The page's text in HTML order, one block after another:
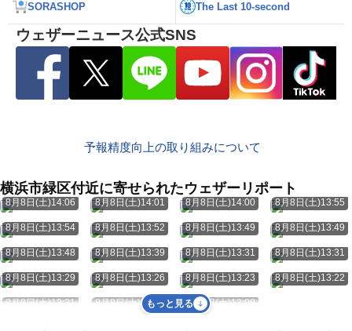
SORASHOP The Last 10-second
ウェザーニュース公式SNS
予報精度向上の取り組みについて
横浜市緑区付近に寄せられたウェザーリポート
8月8日(土)14:06 8月8日(土)14:01 8月8日(土)14:00 8月8日(土)13:55
8月8日(土)13:54 8月8日(土)13:52 8月8日(土)13:49 8月8日(土)13:49
8月8日(土)13:48 8月8日(土)13:39 8月8日(土)13:31 8月8日(土)13:31
8月8日(土)13:29 8月8日(土)13:26 8月8日(土)13:23 8月8日(土)13:22
8月8日(土)13:21 8月8日(土)13:08 8月8日(土)13:08
もっと見る